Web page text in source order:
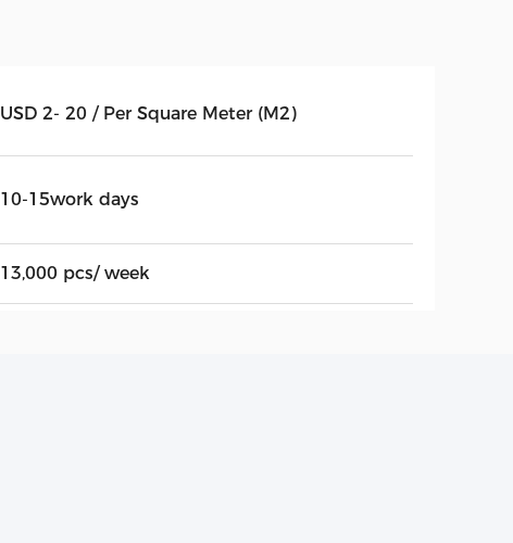
USD 2- 20 / Per Square Meter (M2)
10-15work days
13,000 pcs/ week